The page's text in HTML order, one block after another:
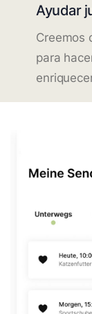
Ayudar
Creemos
para